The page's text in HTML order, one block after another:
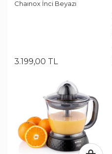
Chaınox İnci Beyazı
3.199,00 TL